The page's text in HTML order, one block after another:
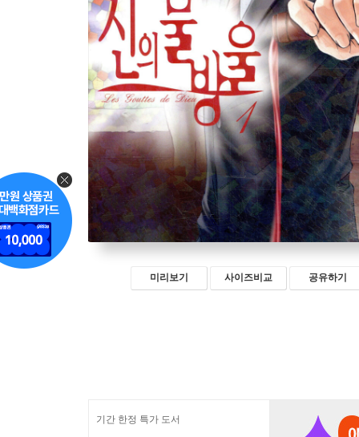
미리보기 사이즈비교 공유하기
기간 한정 특가 도서